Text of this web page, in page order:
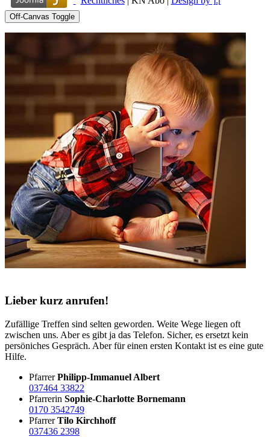
Off-Canvas Toggle
Lieber kurz anrufen!
Zufällige Treffen sind selten geworden. Weite Wege liegen oft
zwischen uns. Aber es gibt ja das Telefon. Sicher, es ersetzt kein
persöniches Gespräch. Aber für einen ersten Kontakt ist es eine gute
Hilfe.
PfarrerPhilipp-Immanuel Albert
037464 33822
Pfarrerin Sophie-Charlotte Bornemann
0170 3542749
PfarrerTilo Kirchhoff
037436 2398